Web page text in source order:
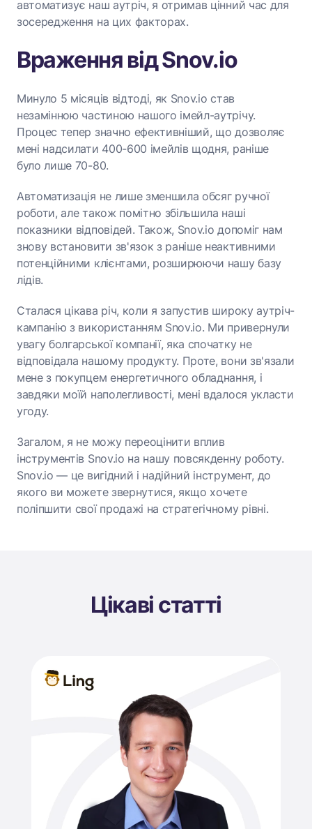
автоматизує наш аутріч, я отримав цінний час для
зосередження на цих факторах.
Враження від Snov.io
Минуло 5 місяців відтоді, як Snov.io став
незамінною частиною нашого імейл-аутрічу.
Процес тепер значно ефективніший, що дозволяє
мені надсилати 400-600 імейлів щодня, раніше
було лише 70-80.
Автоматизація не лише зменшила обсяг ручної
роботи, але також помітно збільшила наші
показники відповідей. Також, Snov.io допоміг нам
знову встановити зв'язок з раніше неактивними
потенційними клієнтами, розширюючи нашу базу
лідів.
Сталася цікава річ, коли я запустив широку аутріч-
кампанію з використанням Snov.io. Ми привернули
увагу болгарської компанії, яка спочатку не
відповідала нашому продукту. Проте, вони зв'язали
мене з покупцем енергетичного обладнання, і
завдяки моїй наполегливості, мені вдалося укласти
угоду.
Загалом, я не можу переоцінити вплив
інструментів Snov.io на нашу повсякденну роботу.
Snov.io — це вигідний і надійний інструмент, до
якого ви можете звернутися, якщо хочете
поліпшити свої продажі на стратегічному рівні.
Цікаві статті